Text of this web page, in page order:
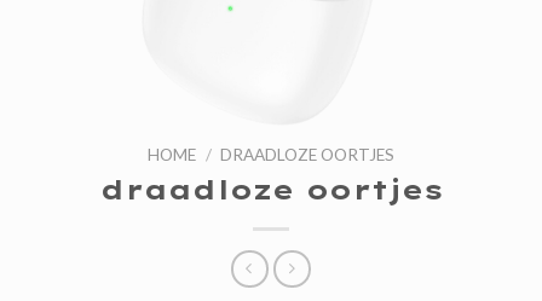
HOME / DRAADLOZE OORTJES
draadloze oortjes